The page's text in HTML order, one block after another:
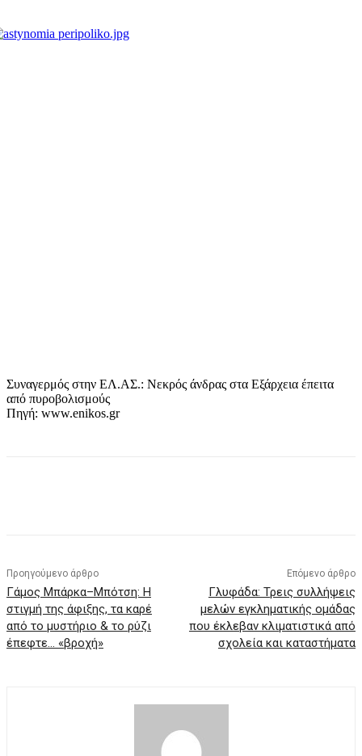
Συναγερμός στην ΕΛ.ΑΣ.: Νεκρός άνδρας στα Εξάρχεια έπειτα
από πυροβολισμούς
Πηγή: www.enikos.gr
Προηγούμενο άρθρο
Γάμος Μπάρκα–Μπότση: Η
στιγμή της άφιξης, τα καρέ
από το μυστήριο & το ρύζι
έπεφτε… «βροχή»
Επόμενο άρθρο
Γλυφάδα: Τρεις συλλήψεις
μελών εγκληματικής ομάδας
που έκλεβαν κλιματιστικά από
σχολεία και καταστήματα